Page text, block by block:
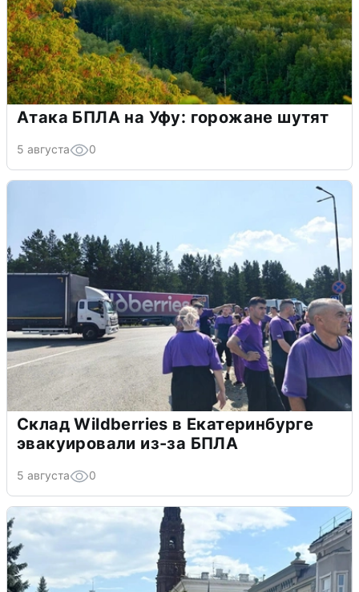
Атака БПЛА на Уфу: горожане шутят
5 августа 0
Склад Wildberries в Екатеринбурге
эвакуировали из-за БПЛА
5 августа 0